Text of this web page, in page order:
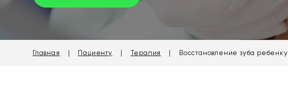
Главная Пациенту Терапия Восстановление зуба ребенку